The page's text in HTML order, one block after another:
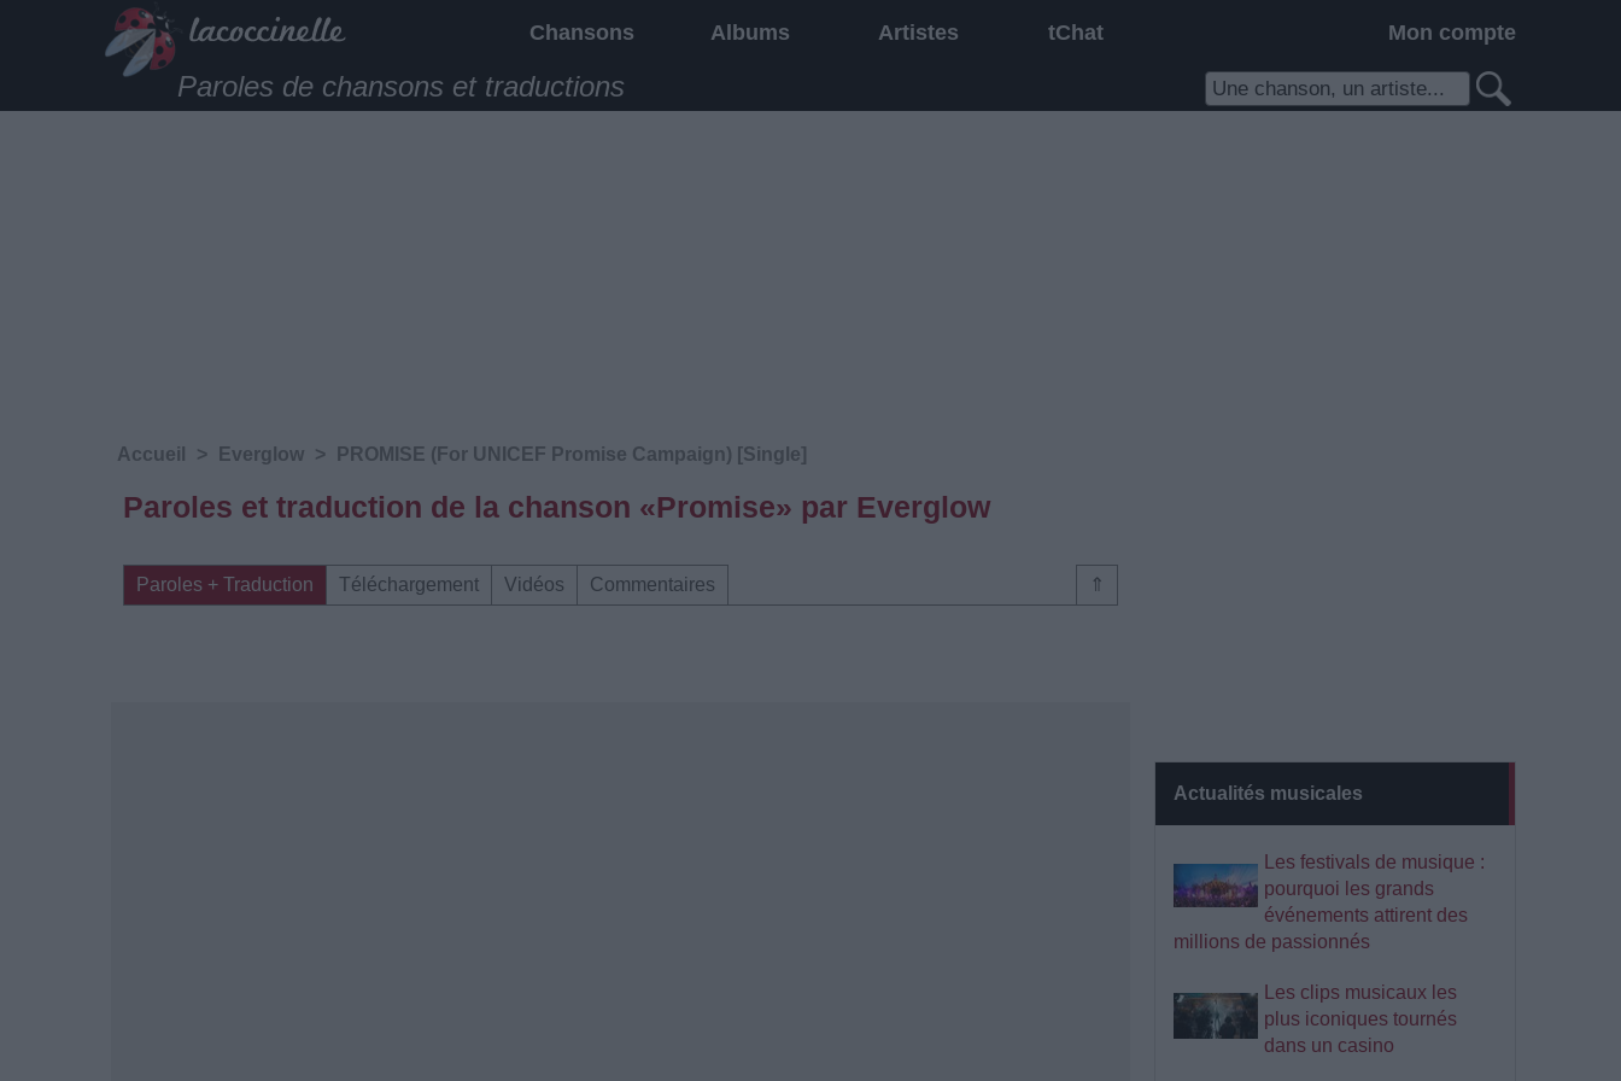
Chansons Albums Artistes tChat Mon compte
Paroles de chansons et traductions
Actualités musicales
Les festivals de musique :
pourquoi les grands
événements attirent des
millions de passionnés
Les clips musicaux les
plus iconiques tournés
dans un casino
Accueil > Everglow > PROMISE (For UNICEF Promise Campaign) [Single]
Paroles et traduction de la chanson «Promise» par Everglow
⇑
Paroles + Traduction Téléchargement Vidéos Commentaires